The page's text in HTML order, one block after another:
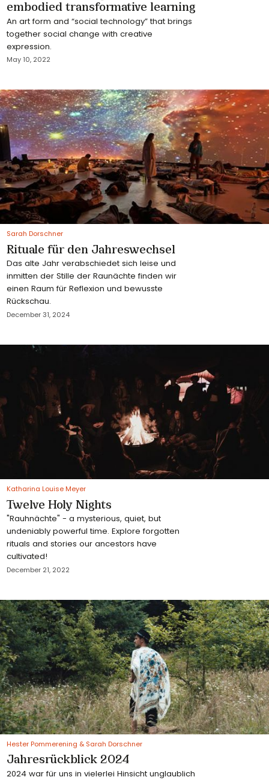
embodied transformative learning
An art form and “social technology” that brings
together social change with creative
expression.
May 10, 2022
Sarah Dorschner
Rituale für den Jahreswechsel
Das alte Jahr verabschiedet sich leise und
inmitten der Stille der Raunächte finden wir
einen Raum für Reflexion und bewusste
Rückschau.
December 31, 2024
Katharina Louise Meyer
Twelve Holy Nights
"Rauhnächte" - a mysterious, quiet, but
undeniably powerful time. Explore forgotten
rituals and stories our ancestors have
cultivated!
December 21, 2022
Hester Pommerening & Sarah Dorschner
Jahresrückblick 2024
2024 war für uns in vielerlei Hinsicht unglaublich